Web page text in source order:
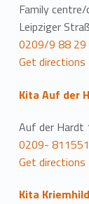
Family
Leipziger
0209/9 88 29
Get directions
Kita Auf der
Auf der Hardt
0209- 811551
Get directions
Kita